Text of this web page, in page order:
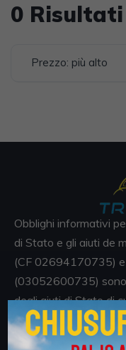
0 Risultati
Prezzo: più alto
Obblighi informativi
di Stato e gli aiuti de
(CF 02694170735) e
(03052600735)
degli aiuti di Stato di
cui si rinvia e
https://